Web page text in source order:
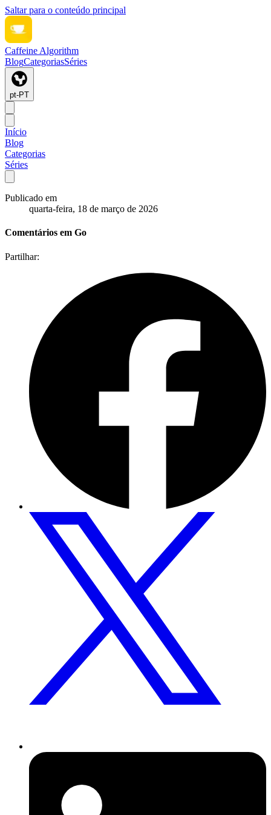
Saltar para o conteúdo principal
Caffeine Algorithm
BlogCategoriasSéries
pt-PT
Início
Blog
Categorias
Séries
Publicado em
quarta-feira, 18 de março de 2026
Comentários em Go
Partilhar: